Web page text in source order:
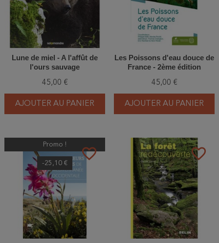
Lune de miel - A l'affût de
l'ours sauvage
45,00 €
AJOUTER AU PANIER
Les Poissons d'eau douce de
France - 2ème édition
45,00 €
AJOUTER AU PANIER
favorite_border
Promo !
-25,10 €
favorite_border